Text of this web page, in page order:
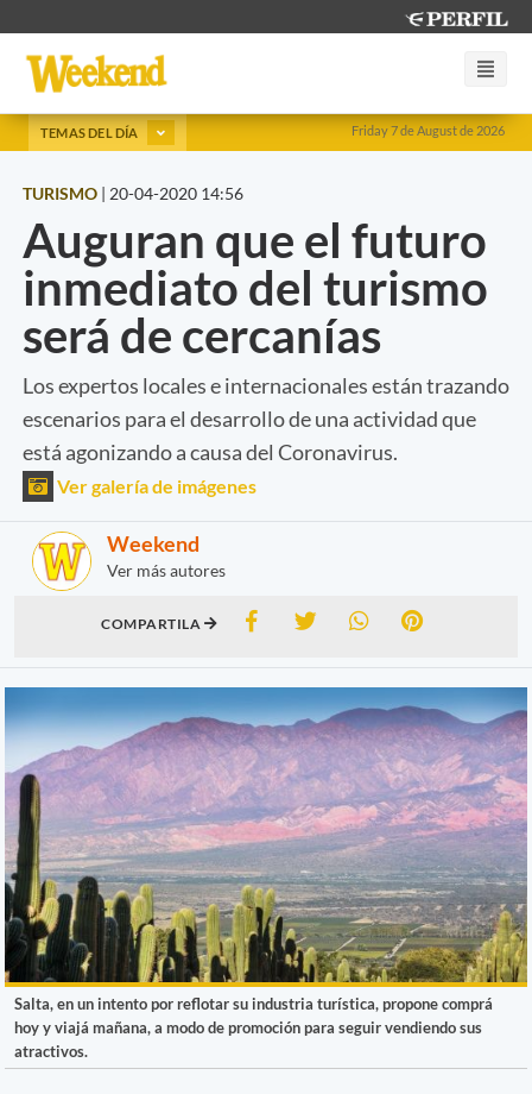
Friday 7 de August de 2026
TEMAS DEL DÍA
TURISMO | 20-04-2020 14:56
Auguran que el futuro
inmediato del turismo
será de cercanías
Los expertos locales e internacionales están trazando
escenarios para el desarrollo de una actividad que
está agonizando a causa del Coronavirus.
Ver galería de imágenes
Weekend
Ver más autores
COMPARTILA
Salta, en un intento por reflotar su industria turística, propone comprá
hoy y viajá mañana, a modo de promoción para seguir vendiendo sus
atractivos.